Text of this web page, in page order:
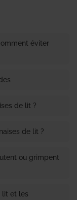
éviter
de lit ?
de lit ?
ou grimpent
lit et les